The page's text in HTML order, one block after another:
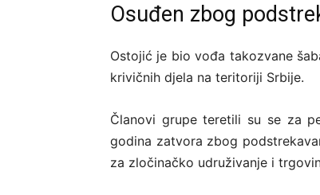
Osuđen zbog
Ostojić je bio vođa takozvane
krivičnih djela na teritoriji Srbije.
Članovi grupe teretili su se za
godina zatvora zbog
za zločinačko udruživanje i